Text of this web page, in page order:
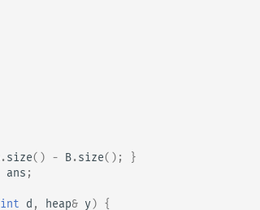
.size() - B.size();
}
ans ;
int d , heap& y) {